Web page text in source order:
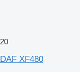
20
DAF XF480